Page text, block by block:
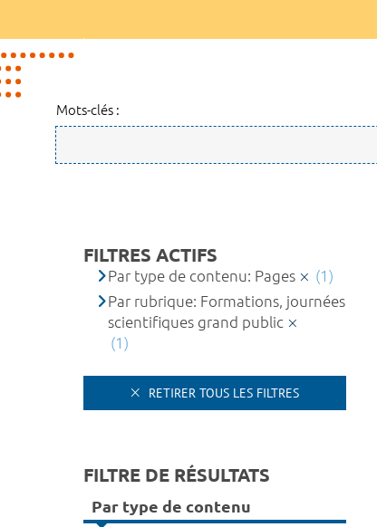
Mots-clés :
FILTRES ACTIFS
Par type de contenu: Pages
(1)
Par rubrique: Formations, journées
scientifiques grand public
(1)
RETIRER TOUS LES FILTRES
FILTRE DE RÉSULTATS
Par type de contenu